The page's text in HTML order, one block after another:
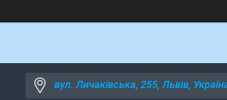
вул. Личаківська, 255, Львів,